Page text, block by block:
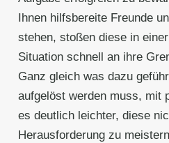
Ihnen hilfsbereite Freunde
stehen, stoßen diese in
Situation schnell an ihre
Ganz gleich was dazu
aufgelöst werden muss, mit
es deutlich leichter, diese
Herausforderung zu